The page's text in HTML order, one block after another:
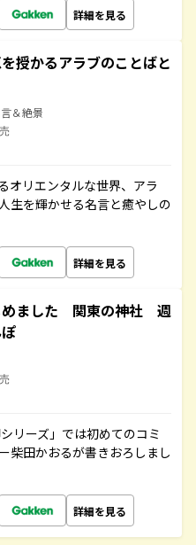
詳細を見る
授かるアラブのことばと
＆絶景
オリエンタルな世界、アラ
生を輝かせる名言と癒やしの
詳細を見る
めました 関東の神社 週
リーズ」では初めてのコミ
柴田かおるが書きおろしまし
詳細を見る